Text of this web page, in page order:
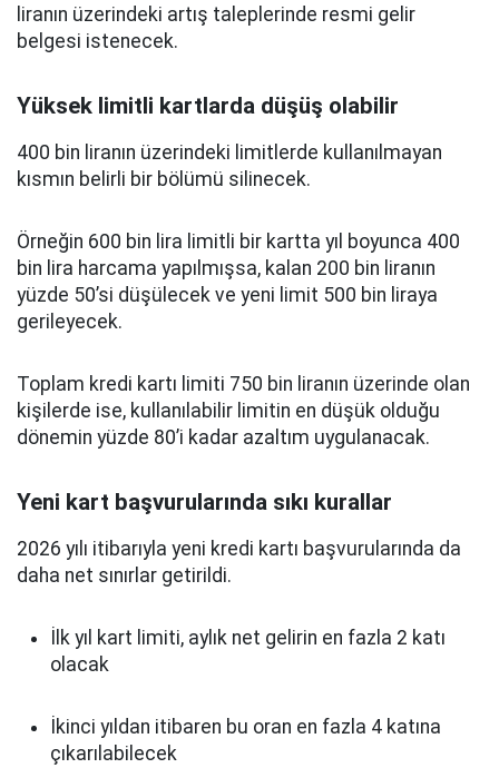
liranın üzerindeki artış taleplerinde resmi gelir
belgesi istenecek.
Yüksek limitli kartlarda düşüş olabilir
400 bin liranın üzerindeki limitlerde kullanılmayan
kısmın belirli bir bölümü silinecek.
Örneğin 600 bin lira limitli bir kartta yıl boyunca 400
bin lira harcama yapılmışsa, kalan 200 bin liranın
yüzde 50’si düşülecek ve yeni limit 500 bin liraya
gerileyecek.
Toplam kredi kartı limiti 750 bin liranın üzerinde olan
kişilerde ise, kullanılabilir limitin en düşük olduğu
dönemin yüzde 80’i kadar azaltım uygulanacak.
Yeni kart başvurularında sıkı kurallar
2026 yılı itibarıyla yeni kredi kartı başvurularında da
daha net sınırlar getirildi.
İlk yıl kart limiti, aylık net gelirin en fazla 2 katı
olacak
İkinci yıldan itibaren bu oran en fazla 4 katına
çıkarılabilecek